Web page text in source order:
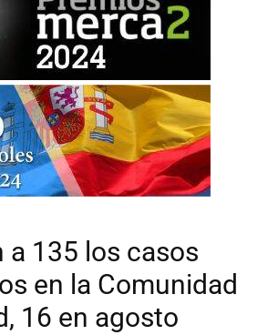
a 135 los casos
en la Comunidad
16 en agosto